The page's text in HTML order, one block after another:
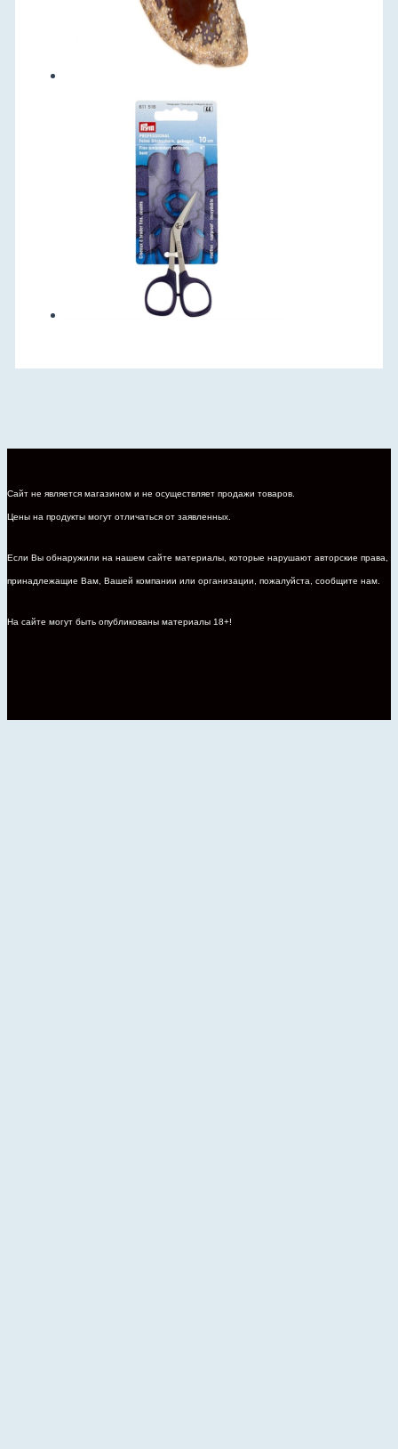
Сайт не является магазином и не осуществляет продажи товаров.
Цены на продукты могут отличаться от заявленных.
Если Вы обнаружили на нашем сайте материалы, которые нарушают авторские права,
принадлежащие Вам, Вашей компании или организации, пожалуйста, сообщите нам.
На сайте могут быть опубликованы материалы 18+!